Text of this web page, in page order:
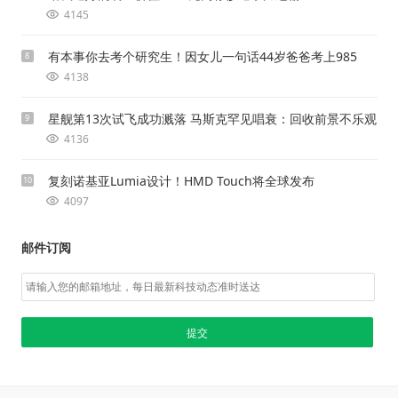
4145
8 有本事你去考个研究生！因女儿一句话44岁爸爸考上985
4138
9 星舰第13次试飞成功溅落 马斯克罕见唱衰：回收前景不乐观
4136
10 复刻诺基亚Lumia设计！HMD Touch将全球发布
4097
邮件订阅